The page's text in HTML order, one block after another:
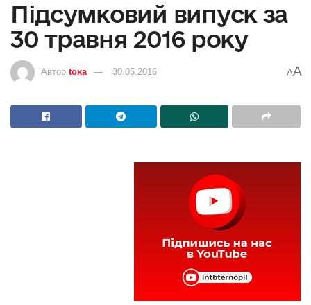
Підсумковий випуск за
30 травня 2016 року
Автор toxa 30.05.2016 AA